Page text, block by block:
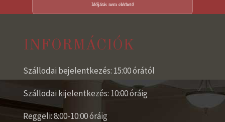
Időjárás nem elérhető
INFORMÁCIÓK
Szállodai bejelentkezés: 15:00 órától
Szállodai kijelentkezés: 10:00 óráig
Reggeli: 8:00-10:00 óráig